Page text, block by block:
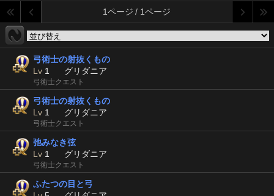
1ページ / 1ページ
弓術士の射抜くもの
Lv 1 グリダニア
弓術士クエスト
弓術士の射抜くもの
Lv 1 グリダニア
弓術士クエスト
弛みなき弦
Lv 1 グリダニア
弓術士クエスト
ふたつの目と弓